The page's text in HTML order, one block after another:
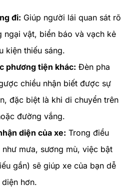
đi: Giúp người lái quan sát rõ
ngại vật, biển báo và vạch kẻ
kiện thiếu sáng.
phương tiện khác: Đèn pha
chiều nhận biết được sự
đặc biệt là khi di chuyển trên
đường vắng.
diện của xe: Trong điều
mưa, sương mù, việc bật
gần) sẽ giúp xe của bạn dễ
hơn.